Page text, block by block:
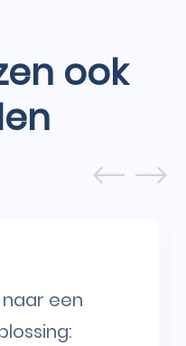
ook
een